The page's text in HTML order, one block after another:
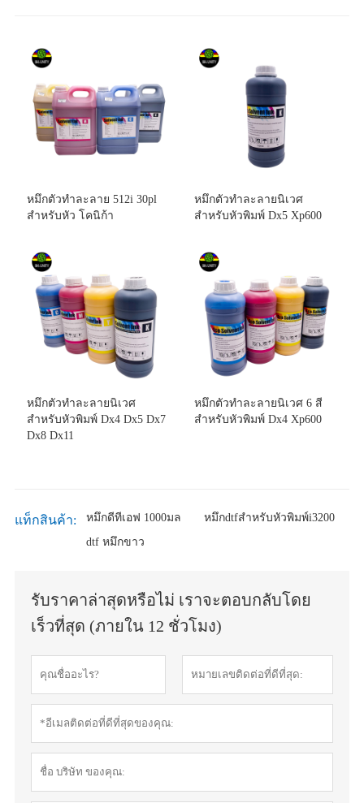
หมึกตัวทำละลาย 512i 30pl
สำหรับหัว โคนิก้า
หมึกตัวทำละลายนิเวศ
สำหรับหัวพิมพ์ Dx5 Xp600
หมึกตัวทำละลายนิเวศ
สำหรับหัวพิมพ์ Dx4 Dx5 Dx7
Dx8 Dx11
หมึกตัวทำละลายนิเวศ 6 สี
สำหรับหัวพิมพ์ Dx4 Xp600
แท็กสินค้า: หมึกดีทีเอฟ 1000มล
หมึกdtfสำหรับหัวพิมพ์i3200
dtf หมึกขาว
รับราคาล่าสุดหรือไม่ เราจะตอบกลับโดย
เร็วที่สุด (ภายใน 12 ชั่วโมง)